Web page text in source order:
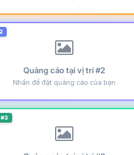
Quảng cáo tại vị trí #2
Nhấn để đặt quảng cáo của bạn